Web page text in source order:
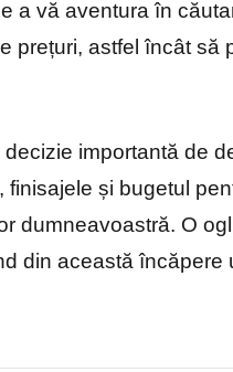
a vă aventura în
prețuri, astfel încât să
importantă de
și bugetul
dumneavoastră. O
din această încăpere